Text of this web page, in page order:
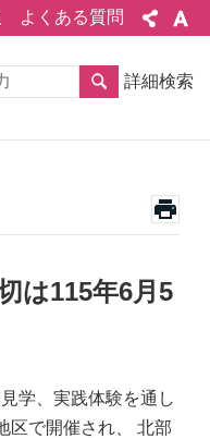
よくある質問
詳細検索
は115年6月5
学、実践体験を通し
区で開催され、 北部